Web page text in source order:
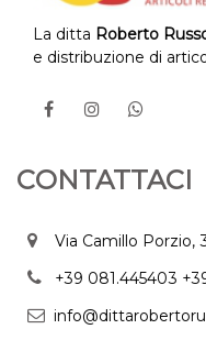
La ditta Roberto
e distribuzione di
CONTATTACI
Via Camillo Porzio,
+39 081.445403